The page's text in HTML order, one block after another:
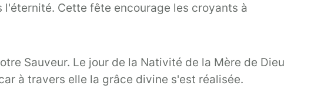
l'éternité. Cette fête encourage les croyants à
Sauveur. Le jour de la Nativité de la Mère de Dieu
à travers elle la grâce divine s'est réalisée.